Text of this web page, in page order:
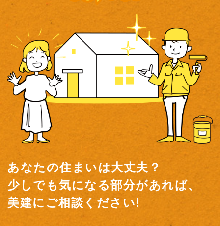
あなたの住まいは大丈夫？
少しでも気になる部分があれば、
美建にご相談ください!